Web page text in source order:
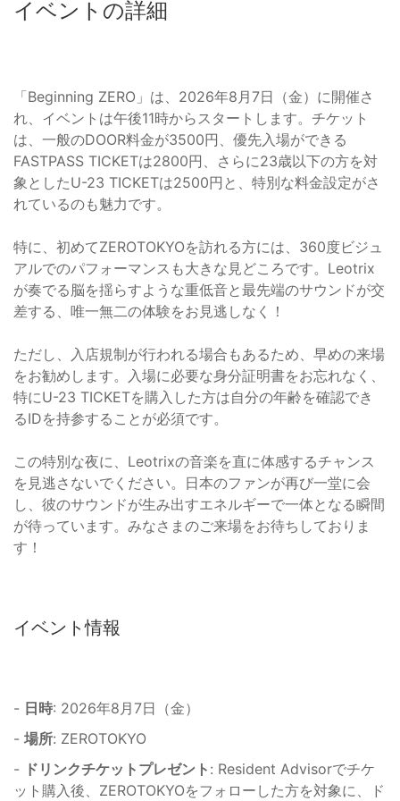
イベントの詳細
「Beginning ZERO」は、2026年8月7日（金）に開催さ
れ、イベントは午後11時からスタートします。チケット
は、一般のDOOR料金が3500円、優先入場ができる
FASTPASS TICKETは2800円、さらに23歳以下の方を対
象としたU-23 TICKETは2500円と、特別な料金設定がさ
れているのも魅力です。
特に、初めてZEROTOKYOを訪れる方には、360度ビジュ
アルでのパフォーマンスも大きな見どころです。Leotrix
が奏でる脳を揺らすような重低音と最先端のサウンドが交
差する、唯一無二の体験をお見逃しなく！
ただし、入店規制が行われる場合もあるため、早めの来場
をお勧めします。入場に必要な身分証明書をお忘れなく、
特にU-23 TICKETを購入した方は自分の年齢を確認でき
るIDを持参することが必須です。
この特別な夜に、Leotrixの音楽を直に体感するチャンス
を見逃さないでください。日本のファンが再び一堂に会
し、彼のサウンドが生み出すエネルギーで一体となる瞬間
が待っています。みなさまのご来場をお待ちしておりま
す！
イベント情報
- 日時: 2026年8月7日（金）
- 場所: ZEROTOKYO
- ドリンクチケットプレゼント : Resident Advisorでチケ
ット購入後、ZEROTOKYOをフォローした方を対象に、ド